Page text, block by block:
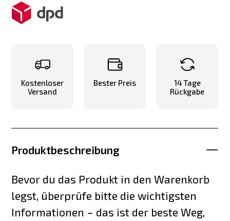
Kostenloser
Versand
Bester Preis
14 Tage
Rückgabe
Produktbeschreibung
Bevor du das Produkt in den Warenkorb
legst, überprüfe bitte die wichtigsten
Informationen – das ist der beste Weg,